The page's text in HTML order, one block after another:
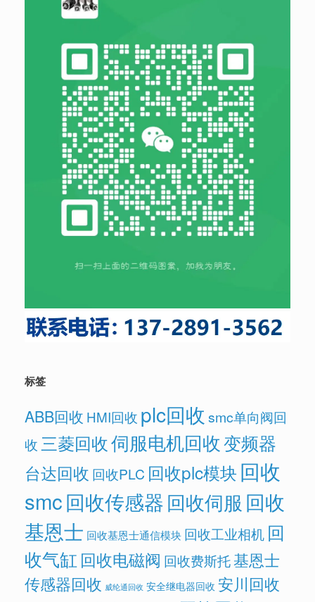
标签
ABB回收 HMI回收 plc回收 smc单向阀回
收三菱回收伺服电机回收变频器
台达回收 回收PLC 回收plc模块 回收
smc回收传感器回收伺服 回收
基恩士 回收基恩士通信模块 回收工业相机 回
收气缸 回收电磁阀 回收费斯托基恩士
传感器回收 威纶通回收 安全继电器回收 安川回收